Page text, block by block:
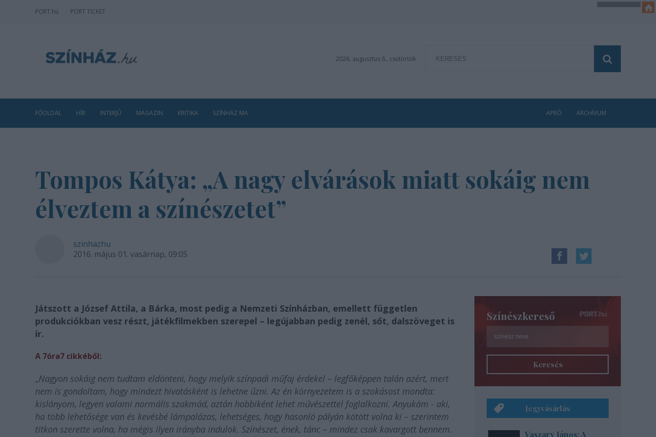
PORT.hu PORT TICKET
2026. augusztus 6., csütörtök
FŐOLDAL HÍR INTERJÚ MAGAZIN KRITIKA SZÍNHÁZ MA APRÓ ARCHÍVUM
Tompos Kátya: „A nagy elvárások miatt sokáig nem
élveztem a színészetet”
szinhazhu
2016. május 01. vasárnap, 09:05
Játszott a József Attila, a Bárka, most pedig a Nemzeti Színházban, emellett független
produkciókban vesz részt, játékfilmekben szerepel – legújabban pedig zenél, sőt, dalszöveget is
ír.
A 7óra7 cikkéből:
„Nagyon sokáig nem tudtam eldönteni, hogy melyik színpadi műfaj érdekel – legfőképpen talán azért, mert
nem is gondoltam, hogy mindezt hivatásként is lehetne űzni. Az én környezetem is a szokásost mondta:
kislányom, legyen valami normális szakmád, aztán hobbiként lehet művészettel foglalkozni. Anyukám - aki,
ha több lehetősége van és kevésbé lámpalázas, lehetséges, hogy hasonló pályán kötött volna ki – szerintem
titkon szerette volna, ha mégis ilyen irányba indulok. Színészet, ének, tánc – mindez csak kavargott bennem.
Színészkereső
Keresés
Jegyvásárlás
Vaszary János: A